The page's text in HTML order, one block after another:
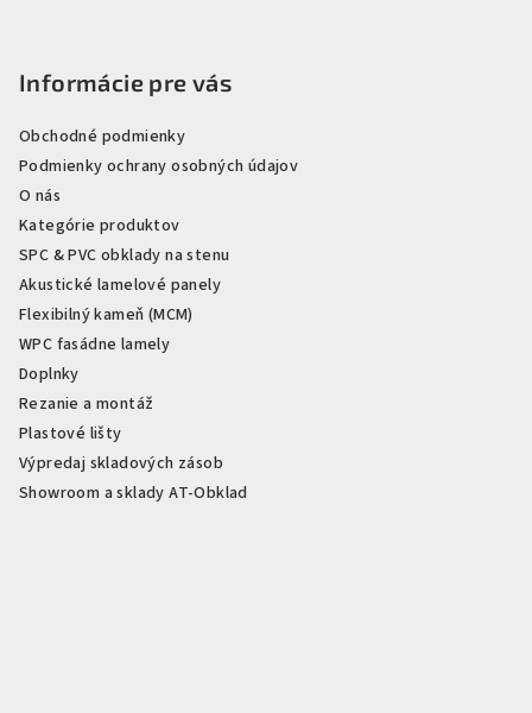
Informácie pre vás
Obchodné podmienky
Podmienky ochrany osobných údajov
O nás
Kategórie produktov
SPC & PVC obklady na stenu
Akustické lamelové panely
Flexibilný kameň (MCM)
WPC fasádne lamely
Doplnky
Rezanie a montáž
Plastové lišty
Výpredaj skladových zásob
Showroom a sklady AT-Obklad